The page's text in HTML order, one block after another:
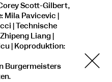
Scott-Gilbert,
Mila Pavicevic |
| Technische
Liang |
| Koproduktion:
Bürgermeisters